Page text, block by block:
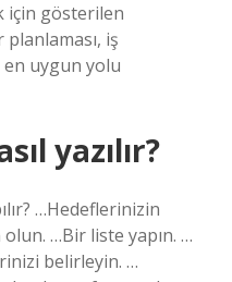
için gösterilen
planlaması, iş
uygun yolu
yazılır?
…Hedeflerinizin
…Bir liste yapın. …
belirleyin. …